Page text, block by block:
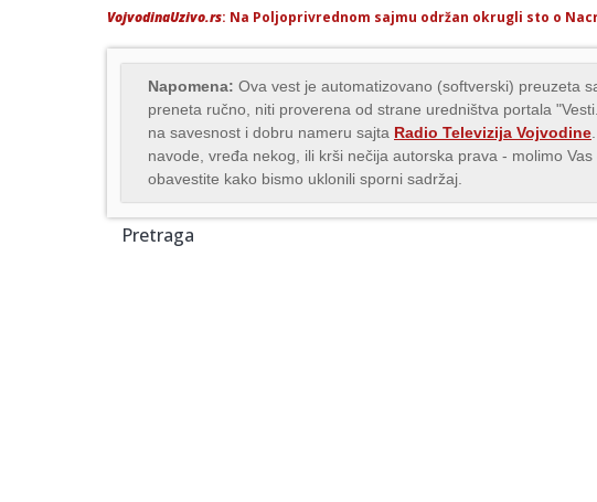
VojvodinaUzivo.rs: Na Poljoprivrednom sajmu održan okrugli sto o
Napomena: Ova vest je automatizovano (softverski) preuzeta
preneta ručno, niti proverena od strane uredništva portala
na savesnost i dobru nameru sajta Radio Televizija Vojvodine
navode, vređa nekog, ili krši nečija autorska prava - molimo
obavestite kako bismo uklonili sporni sadržaj.
Pretraga